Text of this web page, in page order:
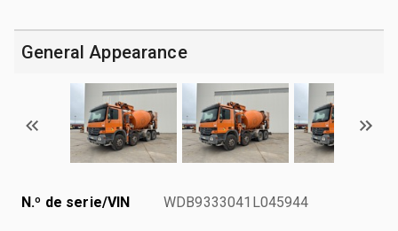
General Appearance
N.º de serie/VIN WDB9333041L045944